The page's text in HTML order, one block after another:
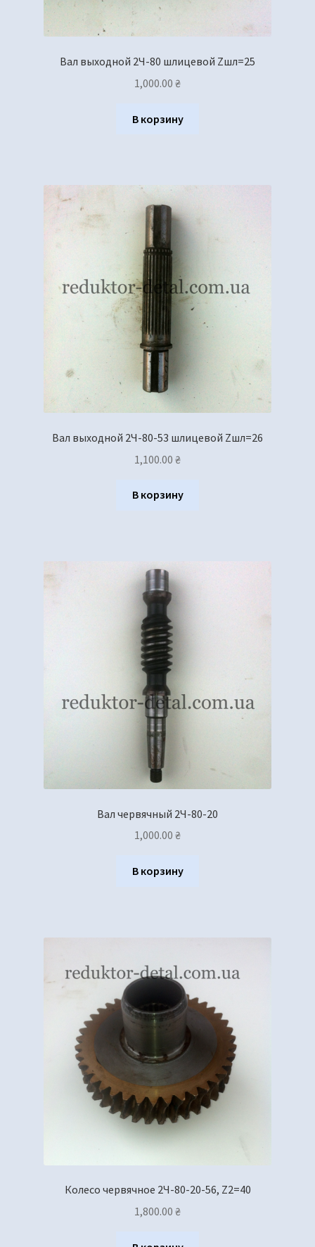
Вал выходной 2Ч-80 шлицевой Zшл=25
1,000.00 ₴
В корзину
Вал выходной 2Ч-80-53 шлицевой Zшл=26
1,100.00 ₴
В корзину
Вал червячный 2Ч-80-20
1,000.00 ₴
В корзину
Колесо червячное 2Ч-80-20-56, Z2=40
1,800.00 ₴